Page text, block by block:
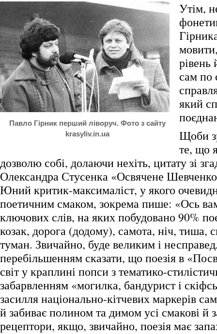
Павло Гірник перший ліворуч. Фото з сайту
krasyliv.in.ua
Утім,
рівень
сам по
який
Щоби
те, що
дозволю собі, долаючи нехіть, цитату зі
Олександра Стусенка «Освячене
Юний критик-максималіст, у якого
поетичним смаком, зокрема пише: «Ось
ключових слів, на яких побудовано 90%
козак, дорога (додому), самота, ніч, тиша,
туман. Звичайно, буде великим і
перебільшенням сказати, що поезія в
світ у краплині попси з тематико-
забарвленням «могилка, бандурист і
засилля національно-кітчевих маркерів
й забиває полином та димом усі смакові й
рецептори, якщо, звичайно, поезія має